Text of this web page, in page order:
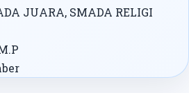
JUARA, SMADA RELIGI